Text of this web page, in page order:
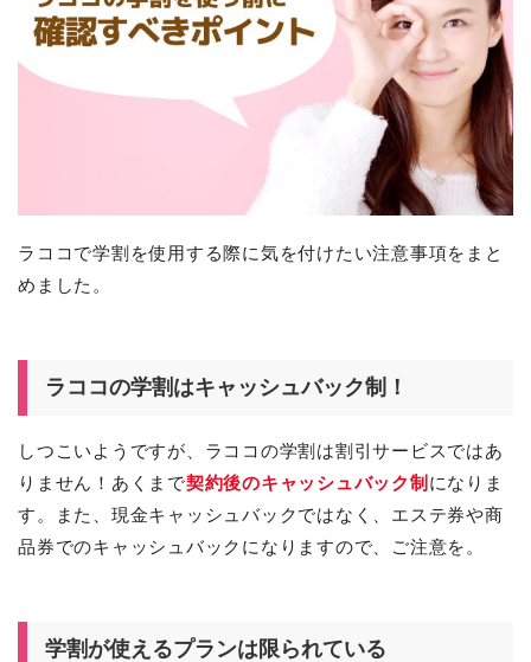
ラココで学割を使用する際に気を付けたい注意事項をまと
めました。
ラココの学割はキャッシュバック制！
しつこいようですが、ラココの学割は割引サービスではあ
りません！あくまで契約後のキャッシュバック制 になりま
す。また、現金キャッシュバックではなく、エステ券や商
品券でのキャッシュバックになりますので、ご注意を。
学割が使えるプランは限られている